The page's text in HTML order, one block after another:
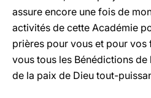
assure encore une fois de
activités de cette Académie
prières pour vous et pour
vous tous les Bénédictions de
de la paix de Dieu tout-